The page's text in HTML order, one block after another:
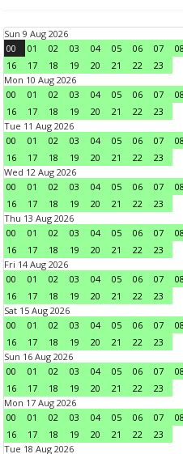
Sun 9 Aug 2026
00
01 02 03 04 05 06 07 08
16
17 18 19 20 21 22
23
Mon 10 Aug 2026
00
01 02 03 04 05 06 07 08
16
17 18 19 20 21 22
23
Tue 11 Aug 2026
00
01 02 03 04 05 06 07 08
16
17 18 19 20 21 22
23
Wed 12 Aug 2026
00
01 02 03 04 05 06 07 08
16
17 18 19 20 21 22
23
Thu 13 Aug 2026
00
01 02 03 04 05 06 07 08
16
17 18 19 20 21 22
23
Fri 14 Aug 2026
00
01 02 03 04 05 06 07 08
16
17 18 19 20 21 22
23
Sat 15 Aug 2026
00
01 02 03 04 05 06 07 08
16
17 18 19 20 21 22
23
Sun 16 Aug 2026
00
01 02 03 04 05 06 07 08
16
17 18 19 20 21 22
23
Mon 17 Aug 2026
00
01 02 03 04 05 06 07 08
16
17 18 19 20 21 22
23
Tue 18 Aug 2026